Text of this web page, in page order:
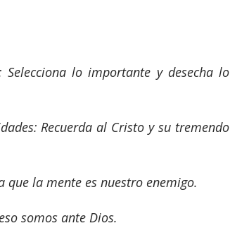
lo importante y desecha lo
Recuerda al Cristo y su tremendo
que la mente es nuestro enemigo.
somos ante Dios.